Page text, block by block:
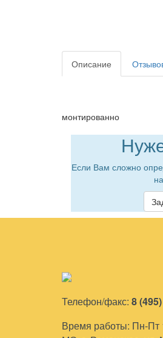
Описание
монтированно
Если Вам сложно
Телефон/факс: 8
Время работы: Пн-Пт